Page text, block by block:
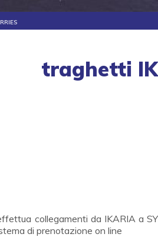
traghetti
collegamenti da IKARIA a
di prenotazione on line